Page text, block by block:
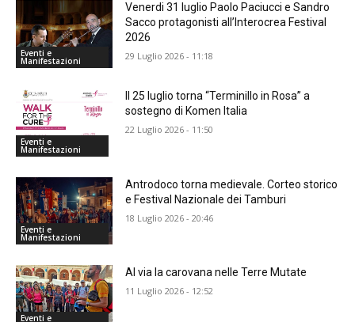
Eventi e
Manifestazioni
Venerdi 31 luglio Paolo Paciucci e Sandro
Sacco protagonisti all’Interocrea Festival
2026
29 Luglio 2026 - 11:18
Eventi e
Manifestazioni
Il 25 luglio torna “Terminillo in Rosa” a
sostegno di Komen Italia
22 Luglio 2026 - 11:50
Eventi e
Manifestazioni
Antrodoco torna medievale. Corteo storico
e Festival Nazionale dei Tamburi
18 Luglio 2026 - 20:46
Eventi e
Al via la carovana nelle Terre Mutate
11 Luglio 2026 - 12:52